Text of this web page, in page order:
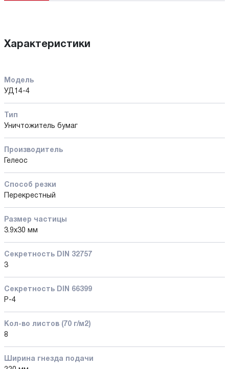
Характеристики
Модель
УД14-4
Тип
Уничтожитель бумаг
Производитель
Гелеос
Способ резки
Перекрестный
Размер частицы
3.9х30 мм
Секретность DIN 32757
3
Секретность DIN 66399
P-4
Кол-во листов (70 г/м2)
8
Ширина гнезда подачи